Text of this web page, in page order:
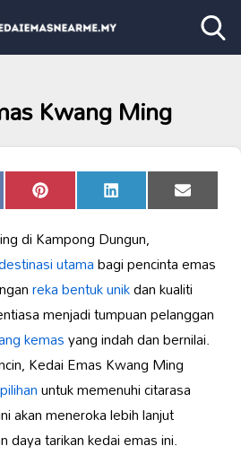
Kwang Ming
Share
on
Pinterest Share
on
LinkedIn Share
on
Email
di Kampong Dungun,
utamabagi pencinta emas
reka bentuk unikdan kualiti
menjadi tumpuan pelanggan
kemasyang indah dan bernilai.
Kedai Emas Kwang Ming
untuk memenuhi citarasa
akan meneroka lebih lanjut
daya tarikan kedai emas ini.